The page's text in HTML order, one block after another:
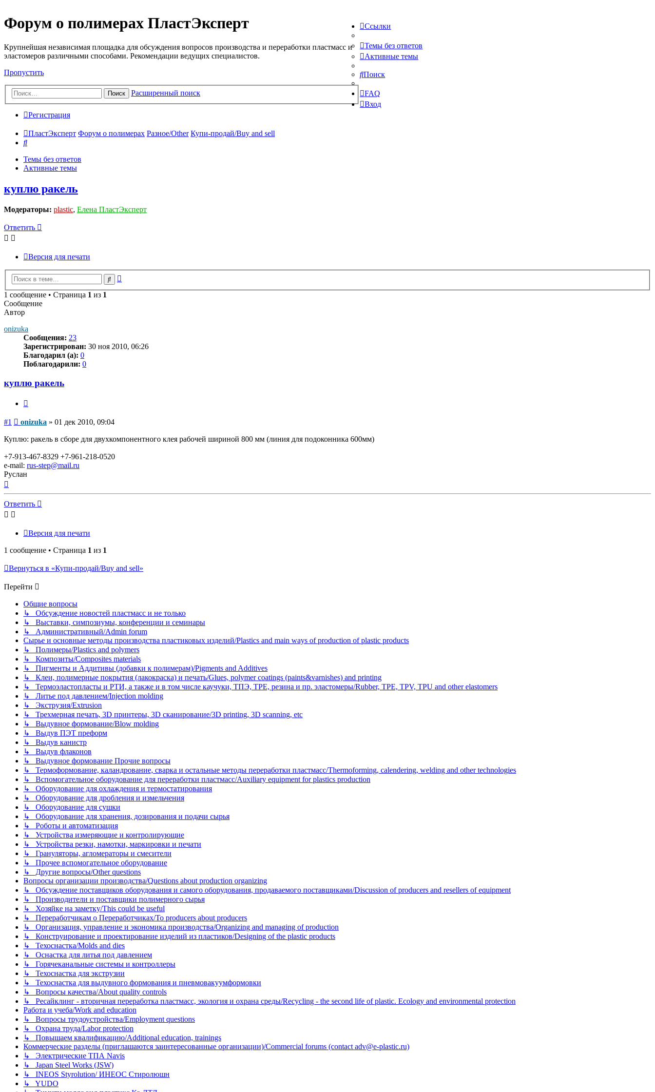
Форум о полимерах ПластЭксперт
Крупнейшая независимая площадка для обсуждения вопросов производства и переработки пластмасс и
эластомеров различными способами. Рекомендации ведущих специалистов.
Пропустить
Поиск Расширенный поиск
Ссылки
Темы без ответов
Активные темы
Поиск
FAQ
Вход
Регистрация
ПластЭксперт Форум о полимерах Разное/Other Купи-продай/Buy and sell
Поиск
Темы без ответов
Активные темы
куплю ракель
Модераторы: plastic, Елена ПластЭксперт
Ответить
Версия для печати
Поиск
1 сообщение • Страница 1 из 1
Сообщение
Автор
onizuka
Сообщения: 23
Зарегистрирован: 30 ноя 2010, 06:26
Благодарил (а): 0
Поблагодарили: 0
куплю ракель
#1 Сообщение
onizuka » 01 дек 2010, 09:04
Куплю: ракель в сборе для двухкомпонентного клея рабочей шириной 800 мм (линия для подоконника 600мм)
+7-913-467-8329 +7-961-218-0520
e-mail: rus-step@mail.ru
Руслан
началу
Ответить
Версия для печати
1 сообщение • Страница 1 из 1
Вернуться в «Купи-продай/Buy and sell»
Перейти
Общие вопросы
↳ Обсуждение новостей пластмасс и не только
↳ Выставки, симпозиумы, конференции и семинары
↳ Административный/Admin forum
Сырье и основные методы производства пластиковых изделий/Plastics and main ways of production of plastic products
↳ Полимеры/Plastics and polymers
↳ Композиты/Сomposites materials
↳ Пигменты и Аддитивы (добавки к полимерам)/Pigments and Additives
↳ Клеи, полимерные покрытия (лакокраска) и печать/Glues, polymer coatings (paints&varnishes) and printing
↳ Термоэластопласты и РТИ, а также и в том числе каучуки, ТПЭ, TPE, резина и пр. эластомеры/Rubber, TPE, TPV, TPU and other elastomers
↳ Литье под давлением/Injection molding
↳ Экструзия/Extrusion
↳ Трехмерная печать, 3D принтеры, 3D сканирование/3D printing, 3D scanning, etc
↳ Выдувное формование/Blow molding
↳ Выдув ПЭТ преформ
↳ Выдув канистр
↳ Выдув флаконов
↳ Выдувное формование Прочие вопросы
↳ Термоформование, каландрование, сварка и остальные методы переработки пластмасс/Thermoforming, calendering, welding and other technologies
↳ Вспомогательное оборудование для переработки пластмасс/Auxiliary equipment for plastics production
↳ Оборудование для охлаждения и термостатирования
↳ Оборудование для дробления и измельчения
↳ Оборудование для сушки
↳ Оборудование для хранения, дозирования и подачи сырья
↳ Роботы и автоматизация
↳ Устройства измеряющие и контролирующие
↳ Устройства резки, намотки, маркировки и печати
↳ Грануляторы, агломераторы и смесители
↳ Прочее вспомогательное оборудование
↳ Другие вопросы/Other questions
Вопросы организации производства/Questions about production organizing
↳ Обсуждение поставщиков оборудования и самого оборудования, продаваемого поставщиками/Discussion of producers and resellers of equipment
↳ Производители и поставщики полимерного сырья
↳ Хозяйке на заметку/This could be useful
↳ Переработчикам о Переработчиках/To producers about producers
↳ Организация, управление и экономика производства/Organizing and managing of production
↳ Конструирование и проектирование изделий из пластиков/Designing of the plastic products
↳ Техоснастка/Molds and dies
↳ Оснастка для литья под давлением
↳ Горячеканальные системы и контроллеры
↳ Техоснастка для экструзии
↳ Техоснастка для выдувного формования и пневмовакуумформовки
↳ Вопросы качества/About quality controls
↳ Ресайклинг - вторичная переработка пластмасс, экология и охрана среды/Recycling - the second life of plastic. Ecology and environmental protection
Работа и учеба/Work and education
↳ Вопросы трудоустройства/Employment questions
↳ Охрана труда/Labor protection
↳ Повышаем квалификацию/Additional education, trainings
Коммерческие разделы (приглашаются заинтересованные организации)/Commercial forums (contact adv@e-plastic.ru)
↳ Электрические ТПА Navis
↳ Japan Steel Works (JSW)
↳ INEOS Styrolution/ ИНЕОС Стиролюшн
↳ YUDO